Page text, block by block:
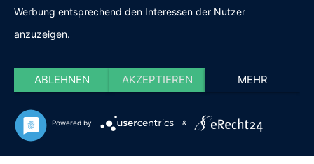
Werbung entsprechend den Interessen der Nutzer
anzuzeigen.
ABLEHNEN AKZEPTIEREN MEHR
Powered by &